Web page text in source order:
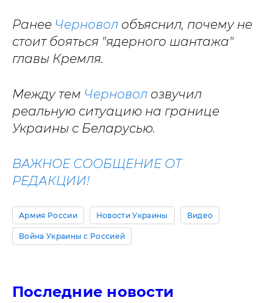
Ранее Черновол объяснил, почему не
стоит бояться "ядерного шантажа"
главы Кремля.
Между тем Черновол озвучил
реальную ситуацию на границе
Украины с Беларусью.
ВАЖНОЕ СООБЩЕНИЕ ОТ
РЕДАКЦИИ!
Армия России Новости Украины Видео
Война Украины с Россией
Последние новости